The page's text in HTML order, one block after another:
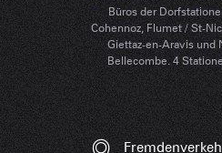
Büros der
Cohennoz, Flumet / St-
Giettaz-en-Aravis und
Bellecombe. 4